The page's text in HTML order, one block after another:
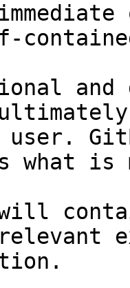
and
user.
what
will